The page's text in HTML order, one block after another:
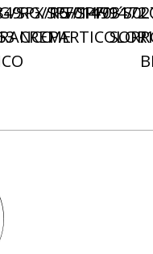
SPX/15/01499
RG/SPF/14/03172
CREME
RG/SPF/14/
PARTICOLOR
´S
SOR/